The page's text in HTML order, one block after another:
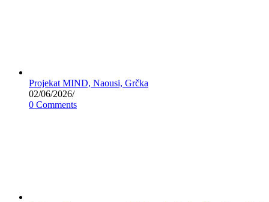
Projekat MIND, Naousi, Grčka
02/06/2026/
0 Comments